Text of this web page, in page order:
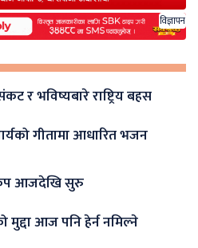
विज्ञापन
र भविष्यबारे राष्ट्रिय बहस
गीतामा आधारित भजन
कप आजदेखि सुरु
मुद्दा आज पनि हेर्न नमिल्ने